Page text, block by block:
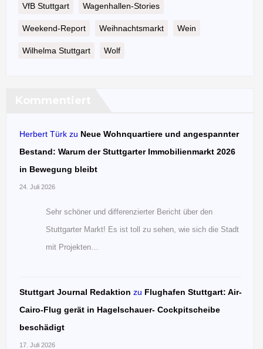
VfB Stuttgart Wagenhallen-Stories
Weekend-Report Weihnachtsmarkt Wein
Wilhelma Stuttgart Wolf
Herbert Türk zu Neue Wohnquartiere und angespannter
Bestand: Warum der Stuttgarter Immobilienmarkt 2026
in Bewegung bleibt
24. Juli 2026
Sehr schöner und differenzierter Bericht über den
Stuttgarter Markt! Es ist toll zu sehen, wie sich die Stadt
mit Projekten…
Stuttgart Journal Redaktion zu Flughafen Stuttgart: Air-
Cairo-Flug gerät in Hagelschauer- Cockpitscheibe
beschädigt
17. Juli 2026